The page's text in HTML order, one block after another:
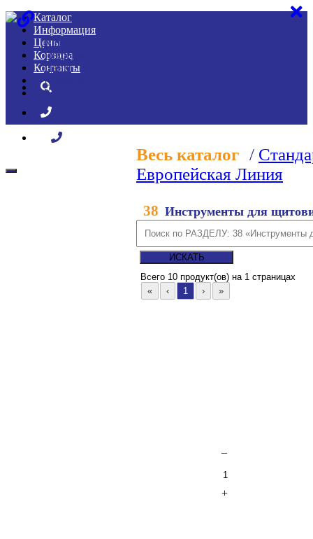
Каталог
Информация
Цены
Корзина
Контакты
Каталог
Информация
Цены
Корзина
Контакты
Весь каталог /
Европейская Линия
38 Инструменты для
Всего 10 продукт(ов) на 1 страницах
–
+